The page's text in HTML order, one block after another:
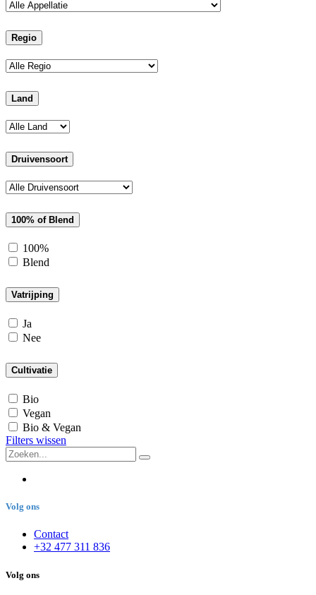
Regio
Land
Druivensoort
100% of Blend
100%
Blend
Vatrijping
Ja
Nee
Cultivatie
Bio
Vegan
Bio & Vegan
Filters wissen
Volg ons
Contact
+32 477 311 836
Volg ons